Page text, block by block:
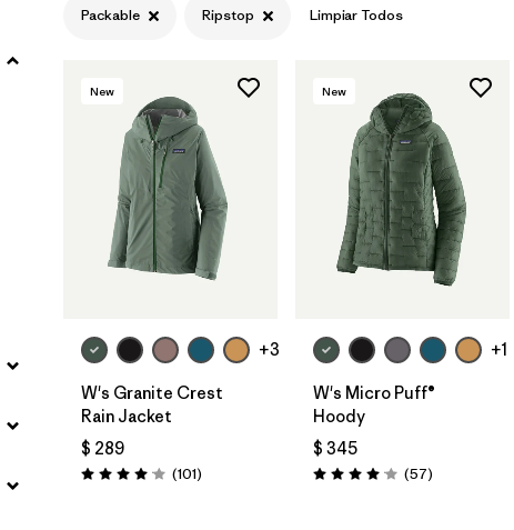
Filtrar por
Product Family
Packable Ripstop Limpiar Todos
New
+3
W's Granite Crest
Rain Jacket
$ 289
Valoración: 4.1 / 5
(101Comentarios
)
New
+1
W's Micro Puff®
Hoody
$ 345
Valoración: 4.1 / 5
(57Comentarios
)